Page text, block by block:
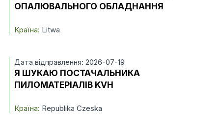
ОПАЛЮВАЛЬНОГО ОБЛАДНАННЯ
Країна: Litwa
Дата відправлення: 2026-07-19
Я ШУКАЮ ПОСТАЧАЛЬНИКА
ПИЛОМАТЕРІАЛІВ KVH
Країна: Republika Czeska